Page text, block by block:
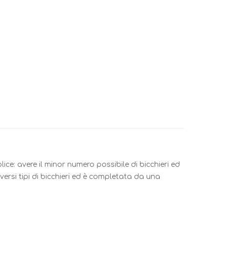
avere il minor numero possibile di bicchieri ed
tipi di bicchieri ed è completata da una